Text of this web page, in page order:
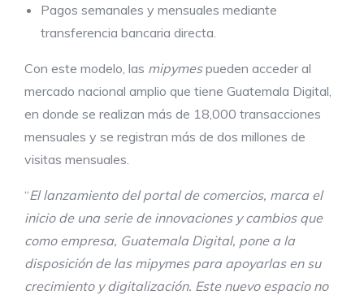
Pagos semanales y mensuales mediante
transferencia bancaria directa.
Con este modelo, las mipymespueden acceder al
mercado nacional amplio que tiene Guatemala Digital,
en donde se realizan más de 18,000 transacciones
mensuales y se registran más de dos millones de
visitas mensuales.
“El lanzamiento del portal de comercios, marca el
inicio de una serie de innovaciones y cambios que
como empresa, Guatemala Digital, pone a la
disposición de las mipymes para apoyarlas en su
crecimiento y digitalización. Este nuevo espacio no